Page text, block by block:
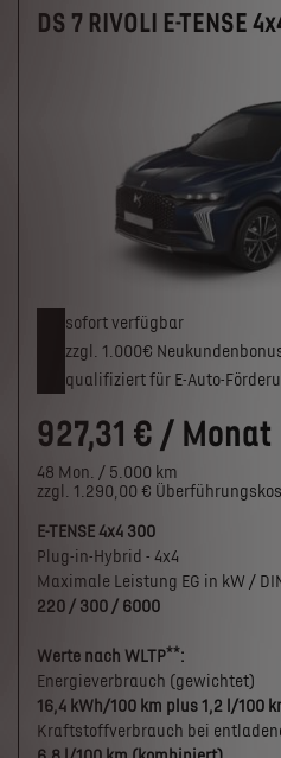
DS 7 RIVOLI E-TENSE
sofort verfügbar
zzgl. 1.000€
qualifiziert für E-Auto-
927,31 € / Monat
48 Mon. / 5.000 km
zzgl. 1.290,00 €
E-TENSE 4x4 300
Plug-in-Hybrid - 4x4
Maximale Leistung EG in kW /
220 / 300 / 6000
Werte nach WLTP**:
Energieverbrauch (gewichtet)
16,4 kWh/100 km plus 1,2 l/100
Kraftstoffverbrauch bei